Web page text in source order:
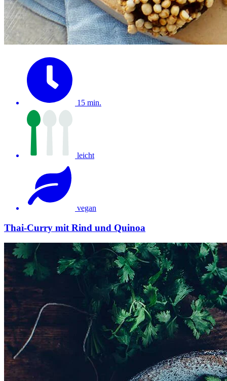
15 min.
leicht
vegan
Thai-Curry mit Rind und Quinoa